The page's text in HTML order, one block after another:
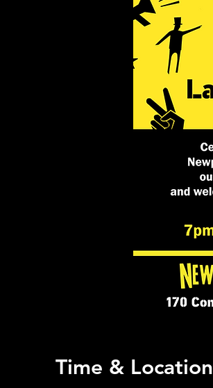
Time & Location